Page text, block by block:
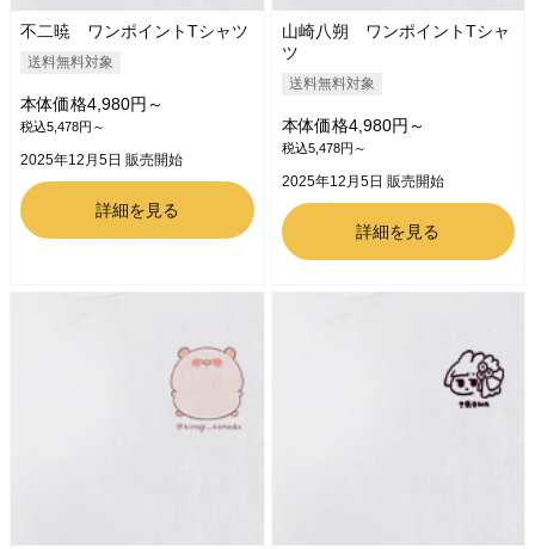
不二暁 ワンポイントTシャツ
送料無料対象
本体価格4,980円～
税込5,478円～
2025年12月5日 販売開始
詳細を見る
山崎八朔 ワンポイントTシャ
ツ
送料無料対象
本体価格4,980円～
税込5,478円～
2025年12月5日 販売開始
詳細を見る